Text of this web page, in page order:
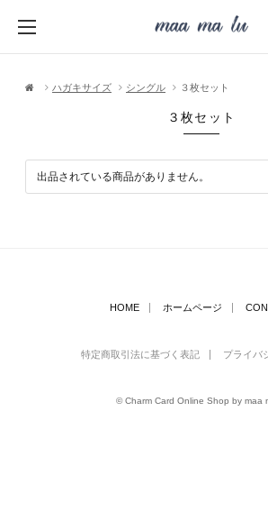
ニ
ュ
を
ハガキサイズ シングル ３枚セット
３枚セット
出品されている商品がありません。
HOME ホームページ
特定商取引法に基づく表記 プライバ
© Charm Card Online Shop by maa